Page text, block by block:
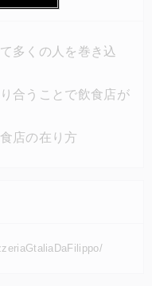
繋がりあうハブとし
多くの人を巻き込
合うことで飲食店が
店の在り方